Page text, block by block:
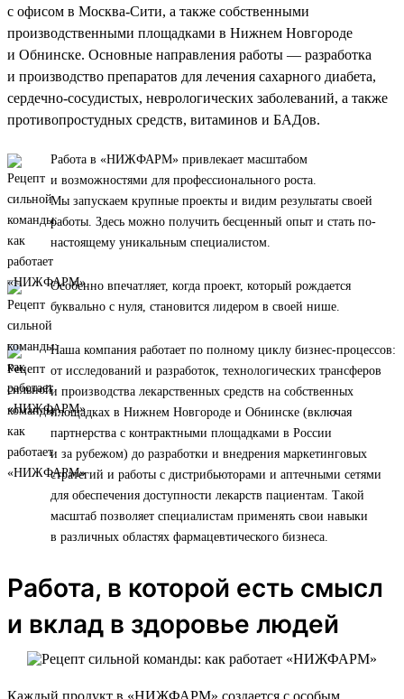
с офисом в Москва-Сити, а также собственными
производственными площадками в Нижнем Новгороде
и Обнинске. Основные направления работы — разработка
и производство препаратов для лечения сахарного диабета,
сердечно-сосудистых, неврологических заболеваний, а также
противопростудных средств, витаминов и БАДов.
Работа в «НИЖФАРМ» привлекает масштабом
и возможностями для профессионального роста.
Мы запускаем крупные проекты и видим результаты своей
работы. Здесь можно получить бесценный опыт и стать по-
настоящему уникальным специалистом.
Особенно впечатляет, когда проект, который рождается
буквально с нуля, становится лидером в своей нише.
Наша компания работает по полному циклу бизнес-процессов:
от исследований и разработок, технологических трансферов
и производства лекарственных средств на собственных
площадках в Нижнем Новгороде и Обнинске (включая
партнерства с контрактными площадками в России
и за рубежом) до разработки и внедрения маркетинговых
стратегий и работы с дистрибьюторами и аптечными сетями
для обеспечения доступности лекарств пациентам. Такой
масштаб позволяет специалистам применять свои навыки
в различных областях фармацевтического бизнеса.
Работа, в которой есть смысл
и вклад в здоровье людей
Каждый продукт в «НИЖФАРМ» создается с особым